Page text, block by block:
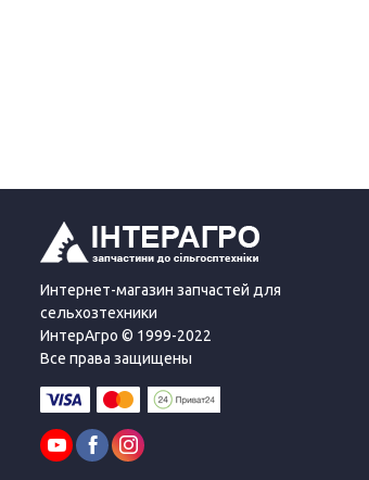
Интернет-магазин запчастей для
сельхозтехники
ИнтерАгро © 1999-2022
Все права защищены